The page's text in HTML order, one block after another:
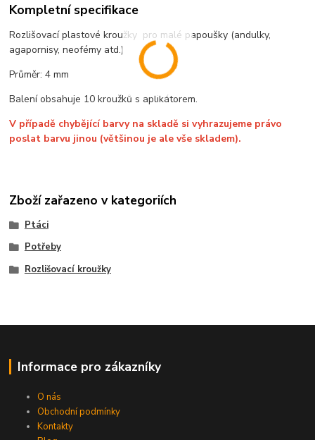
Kompletní specifikace
Rozlišovací plastové kroužky pro malé papoušky (andulky,
agapornisy, neofémy atd.)
Průměr: 4 mm
Balení obsahuje 10 kroužků s aplikátorem.
V případě chybějící barvy na skladě si vyhrazujeme právo
poslat barvu jinou (většinou je ale vše skladem).
Zboží zařazeno v kategoriích
Ptáci
Potřeby
Rozlišovací kroužky
Informace pro zákazníky
O nás
Obchodní podmínky
Kontakty